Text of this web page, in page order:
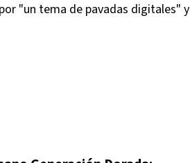
"un tema de pavadas digitales" y